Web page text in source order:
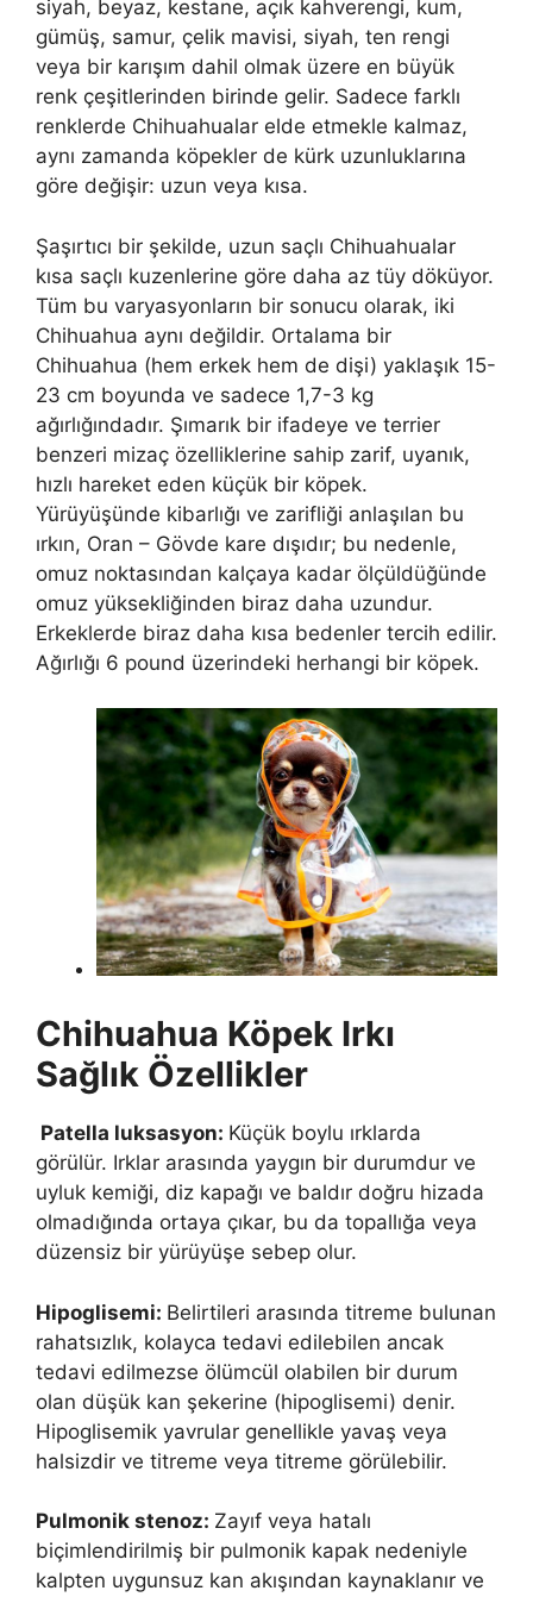
siyah, beyaz, kestane, açık kahverengi, kum,
gümüş, samur, çelik mavisi, siyah, ten rengi
veya bir karışım dahil olmak üzere en büyük
renk çeşitlerinden birinde gelir. Sadece farklı
renklerde Chihuahualar elde etmekle kalmaz,
aynı zamanda köpekler de kürk uzunluklarına
göre değişir: uzun veya kısa.
Şaşırtıcı bir şekilde, uzun saçlı Chihuahualar
kısa saçlı kuzenlerine göre daha az tüy döküyor.
Tüm bu varyasyonların bir sonucu olarak, iki
Chihuahua aynı değildir. Ortalama bir
Chihuahua (hem erkek hem de dişi) yaklaşık 15-
23 cm boyunda ve sadece 1,7-3 kg
ağırlığındadır. Şımarık bir ifadeye ve terrier
benzeri mizaç özelliklerine sahip zarif, uyanık,
hızlı hareket eden küçük bir köpek.
Yürüyüşünde kibarlığı ve zarifliği anlaşılan bu
ırkın, Oran – Gövde kare dışıdır; bu nedenle,
omuz noktasından kalçaya kadar ölçüldüğünde
omuz yüksekliğinden biraz daha uzundur.
Erkeklerde biraz daha kısa bedenler tercih edilir.
Ağırlığı 6 pound üzerindeki herhangi bir köpek.
Chihuahua Köpek Irkı
Sağlık Özellikler
Patella luksasyon: Küçük boylu ırklarda
görülür. Irklar arasında yaygın bir durumdur ve
uyluk kemiği, diz kapağı ve baldır doğru hizada
olmadığında ortaya çıkar, bu da topallığa veya
düzensiz bir yürüyüşe sebep olur.
Hipoglisemi: Belirtileri arasında titreme bulunan
rahatsızlık, kolayca tedavi edilebilen ancak
tedavi edilmezse ölümcül olabilen bir durum
olan düşük kan şekerine (hipoglisemi) denir.
Hipoglisemik yavrular genellikle yavaş veya
halsizdir ve titreme veya titreme görülebilir.
Pulmonik stenoz: Zayıf veya hatalı
biçimlendirilmiş bir pulmonik kapak nedeniyle
kalpten uygunsuz kan akışından kaynaklanır ve